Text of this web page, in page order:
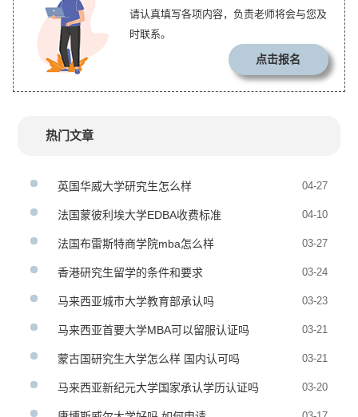
请认真填写各项内容，负责老师将会与您及
时联系。
点击报名
热门文章
英国华威大学研究生怎么样 04-27
法国蒙彼利埃大学EDBA收费标准 04-10
法国布雷斯特商学院mba怎么样 03-27
香港研究生留学的条件和要求 03-24
马来西亚城市大学教育部承认吗 03-23
马来西亚首要大学MBA可以留服认证吗 03-21
蒙古国研究生大学怎么样 国内认可吗 03-21
马来西亚新纪元大学国家承认学历认证吗 03-20